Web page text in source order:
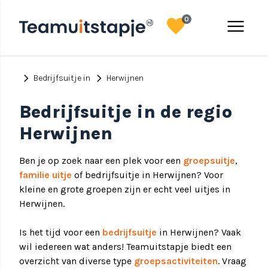
menu
favorite0
chevron_right Bedrijfsuitje in chevron_right Herwijnen
Bedrijfsuitje in de regio
Herwijnen
Ben je op zoek naar een plek voor een groepsuitje,
familie uitje of bedrijfsuitje in Herwijnen? Voor
kleine en grote groepen zijn er echt veel uitjes in
Herwijnen.
Is het tijd voor een bedrijfsuitje in Herwijnen? Vaak
wil iedereen wat anders! Teamuitstapje biedt een
overzicht van diverse type groepsactiviteiten. Vraag